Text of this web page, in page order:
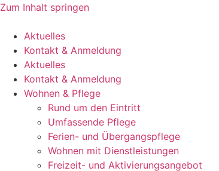
Zum Inhalt springen
Aktuelles
Kontakt & Anmeldung
Aktuelles
Kontakt & Anmeldung
Wohnen & Pflege
Rund um den Eintritt
Umfassende Pflege
Ferien- und Übergangspflege
Wohnen mit Dienstleistungen
Freizeit- und Aktivierungsangebot